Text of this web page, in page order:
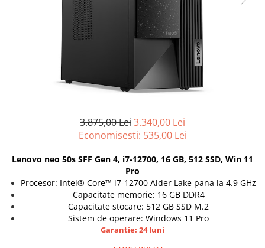
Incarcatoare laptop
Incarcatoare laptop refurbished
Standuri și Coolere Laptop
Calculatoare SECOND-HAND
Calculatoare GAMING
Calculatoare REFURBISHED
Calculatoare RENEW
Calculatoare WORKSTATION
3.875,00 Lei3.340,00 Lei
Economisesti: 535,00 Lei
Lenovo neo 50s SFF Gen 4, i7-12700, 16 GB, 512 SSD, Win 11
Pro
Procesor: Intel® Core™ i7-12700 Alder Lake pana la 4.9 GHz
Capacitate memorie: 16 GB DDR4
Capacitate stocare: 512 GB SSD M.2
Sistem de operare: Windows 11 Pro
Garantie: 24 luni